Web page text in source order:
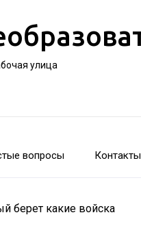
улица
вопросы Контакты
берет какие войска